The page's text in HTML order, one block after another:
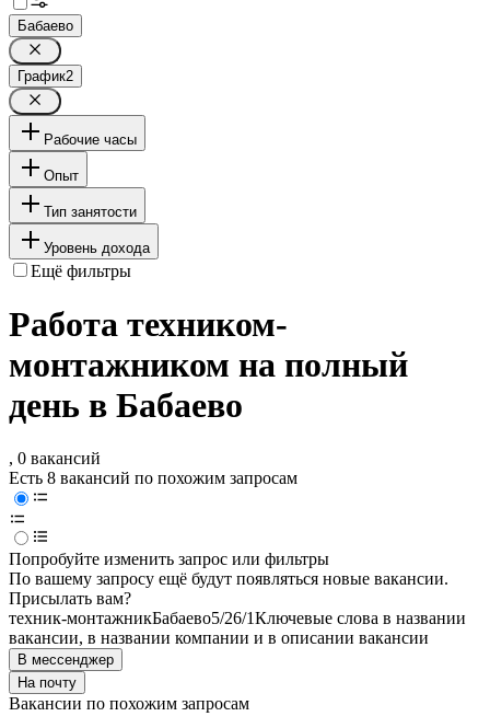
Бабаево
График2
Рабочие часы
Опыт
Тип занятости
Уровень дохода
Ещё фильтры
Работа техником-
монтажником на полный
день в Бабаево
, 0 вакансий
Есть 8 вакансий по похожим запросам
Попробуйте изменить запрос или фильтры
По вашему запросу ещё будут появляться новые вакансии.
Присылать вам?
техник-монтажникБабаево5/26/1Ключевые слова в названии
вакансии, в названии компании и в описании вакансии
В мессенджер
На почту
Вакансии по похожим запросам